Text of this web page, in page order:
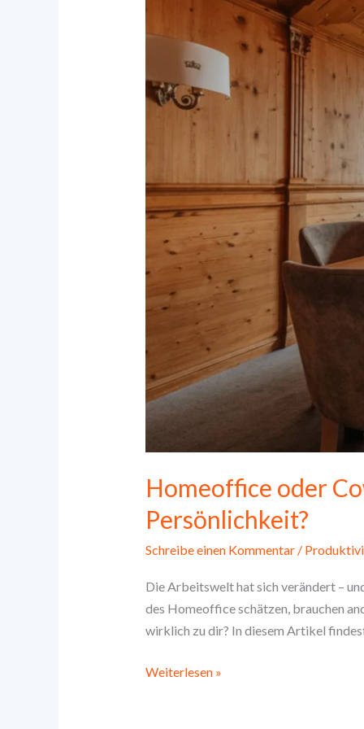
Homeoffice oder
Persönlichkeit?
Schreibe einen Kommentar /
Die Arbeitswelt hat sich verändert –
des Homeoffice schätzen, brauchen
wirklich zu dir? In diesem Artikel
Homeoffice
Weiterlesen »